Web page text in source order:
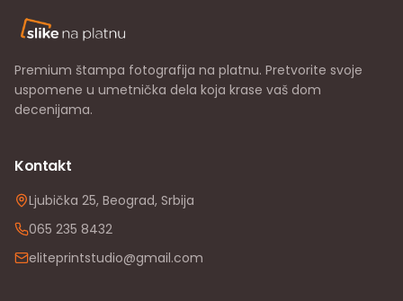
Premium štampa fotografija na platnu. Pretvorite svoje
uspomene u umetnička dela koja krase vaš dom
decenijama.
Kontakt
Ljubička 25, Beograd, Srbija
065 235 8432
eliteprintstudio@gmail.com